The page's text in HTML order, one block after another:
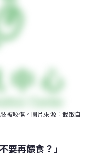
被咬傷。圖片來源︰截取自
要再餵食？」